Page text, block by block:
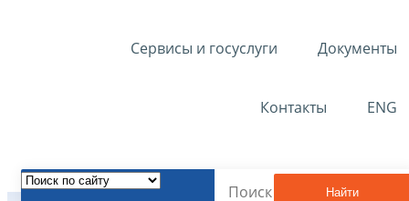
Сервисы и госуслуги Документы
Контакты ENG
Найти